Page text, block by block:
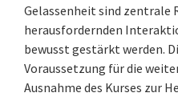
Gelassenheit sind zentrale
herausfordernden
bewusst gestärkt werden.
Voraussetzung für die
Ausnahme des Kurses zur